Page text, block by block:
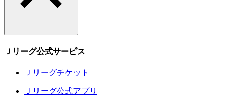
Ｊリーグ公式サービス
Ｊリーグチケット
Ｊリーグ公式アプリ